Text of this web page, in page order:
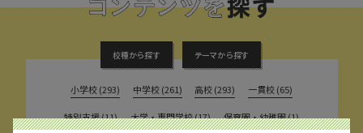
校種から探す テーマから探す
小学校 (293) 中学校 (261) 高校 (293) 一貫校 (65)
特別支援 (11) 大学・専門学校 (17) 保育園・幼稚園 (1)